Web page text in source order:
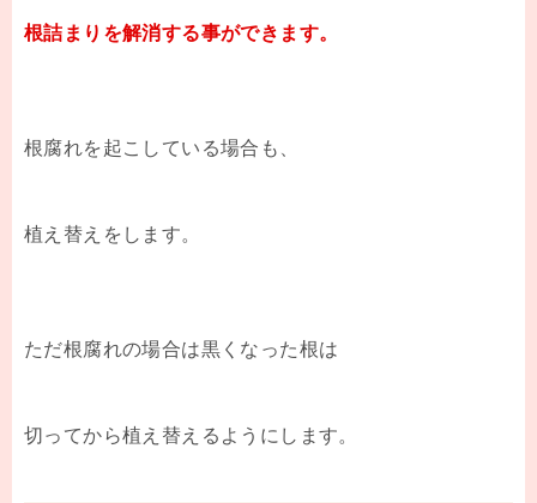
根詰まりを解消する事ができます。
根腐れを起こしている場合も、
植え替えをします。
ただ根腐れの場合は黒くなった根は
切ってから植え替えるようにします。